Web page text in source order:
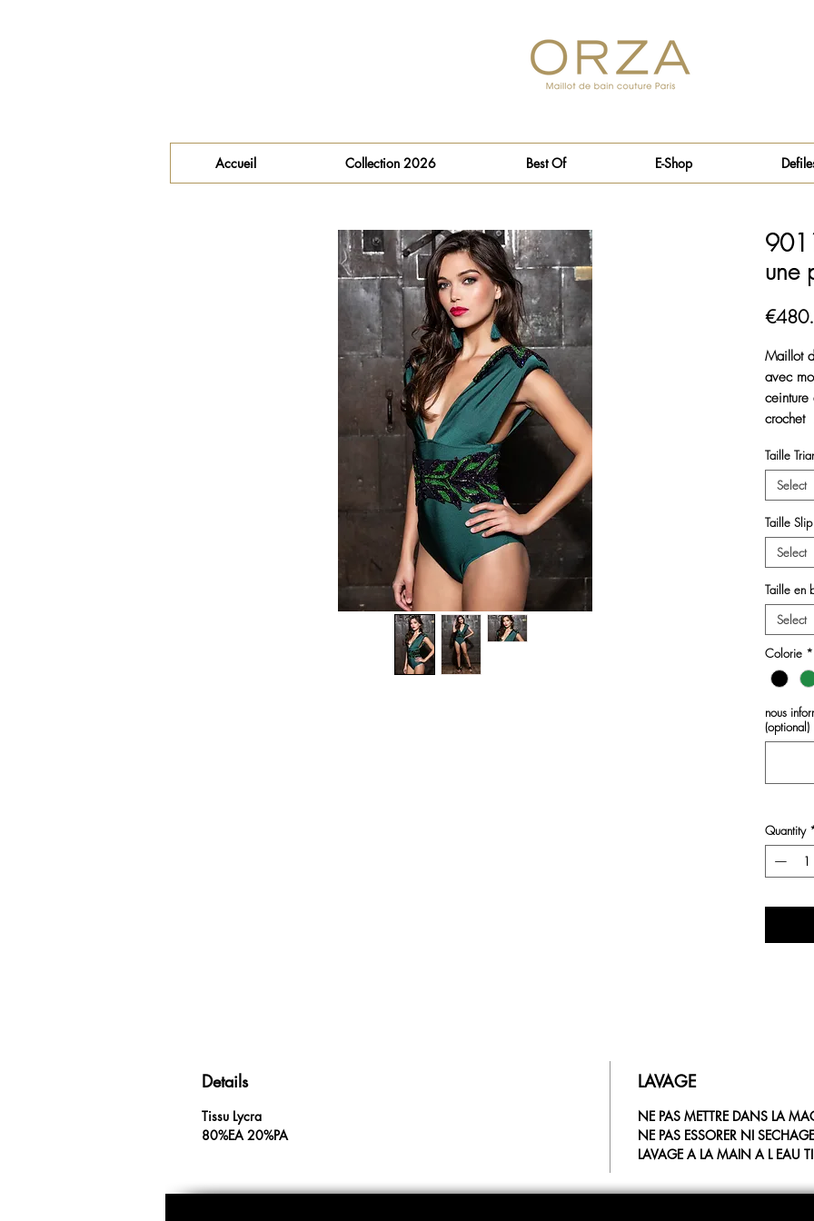
Accueil Collection 2026 Best Of E-Shop
une
Maillot
avec
ceinture
crochet
Zigzag
Taille
Select
Taille Slip
Select
Taille en
Select
Colorie *
nous
(optional)
Quantity
Details
Tissu Lycra
80%EA 20%PA
LAVAGE
NE PAS METTRE DANS LA
NE PAS ESSORER NI
LAVAGE A LA MAIN A L EAU